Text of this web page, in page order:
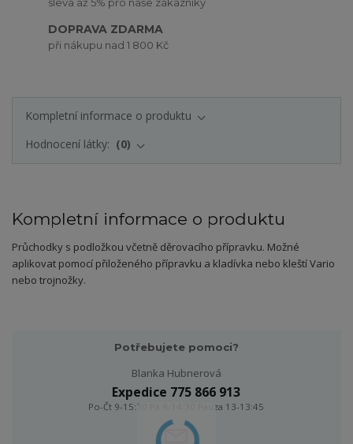
DOPRAVA ZDARMA
při nákupu nad 1 800 Kč
Kompletní informace o produktu
Hodnocení látky:
0
Kompletní informace o produktu
Průchodky s podložkou včetně děrovacího přípravku. Možné
aplikovat pomocí přiloženého přípravku a kladívka nebo kleští Vario
nebo trojnožky.
Potřebujete pomoci?
Blanka Hubnerová
Expedice 775 866 913
Po-Čt 9-15:30 Pá 9-14:30 Pauza 13-13:45